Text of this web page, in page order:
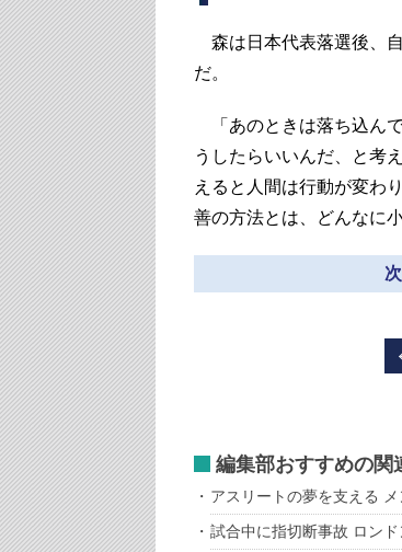
森は日本代表落選後、
だ。
「あのときは落ち込ん
うしたらいいんだ、と考
えると人間は行動が変わ
善の方法とは、どんなに
編集部おすすめの関
アスリートの夢を支える
試合中に指切断事故 ロン